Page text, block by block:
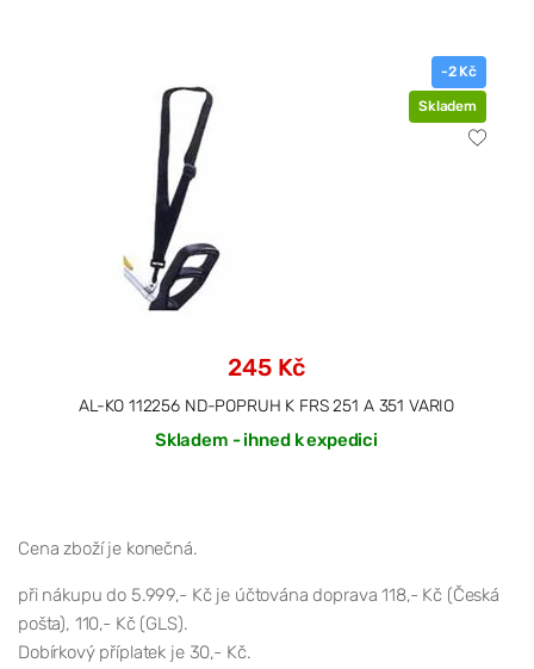
-2 Kč
Skladem
245 Kč
AL-KO 112256 ND-POPRUH K FRS 251 A 351 VARIO
Skladem - ihned k expedici
Cena zboží je konečná.
při nákupu do 5.999,- Kč je účtována doprava 118,- Kč (Česká
pošta), 110,- Kč (GLS).
Dobírkový příplatek je 30,- Kč.